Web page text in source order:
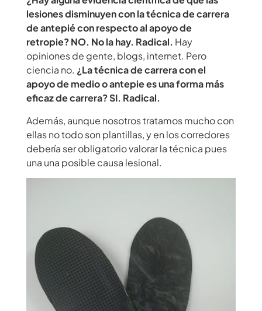
lesiones disminuyen con la técnica de carrera
de antepié con respecto al apoyo de
retropie? NO. No la hay. Radical. Hay
opiniones de gente, blogs, internet. Pero
ciencia no. ¿La técnica de carrera con el
apoyo de medio o antepie es una forma más
eficaz de carrera? SI. Radical.
Además, aunque nosotros tratamos mucho con
ellas no todo son plantillas, y en los corredores
debería ser obligatorio valorar la técnica pues
una una posible causa lesional.